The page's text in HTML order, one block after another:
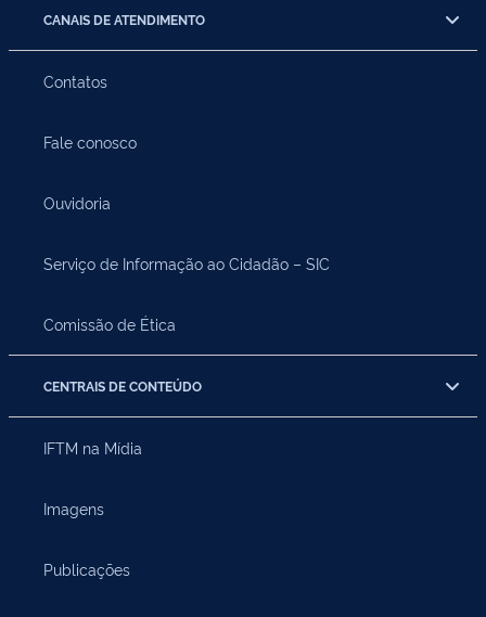
CANAIS DE ATENDIMENTO
Contatos
Fale conosco
Ouvidoria
Serviço de Informação ao Cidadão – SIC
Comissão de Ética
CENTRAIS DE CONTEÚDO
IFTM na Mídia
Imagens
Publicações